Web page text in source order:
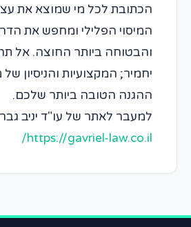
הכתובת לכל מי שמוצא את
המיסוי הפלילי ומחפש את
והבטוחה ביותר החוצה. אל
יחמיר; המקצועיות והניסיון
ההגנה הטובה ביותר שלכם.
למעבר לאתר של עו"ד יניב
https://gavriel-law.co.il/